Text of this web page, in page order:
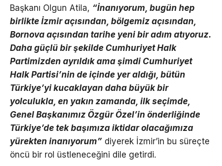
Başkanı Olgun Atila, “İnanıyorum, bugün hep
birlikte İzmir açısından, bölgemiz açısından,
Bornova açısından tarihe yeni bir adım atıyoruz.
Daha güçlü bir şekilde Cumhuriyet Halk
Partimizden ayrıldık ama şimdi Cumhuriyet
Halk Partisi’nin de içinde yer aldığı, bütün
Türkiye’yi kucaklayan daha büyük bir
yolculukla, en yakın zamanda, ilk seçimde,
Genel Başkanımız Özgür Özel’in önderliğinde
Türkiye’de tek başımıza iktidar olacağımıza
yürekten inanıyorum” diyerek İzmir’in bu süreçte
öncü bir rol üstleneceğini dile getirdi.